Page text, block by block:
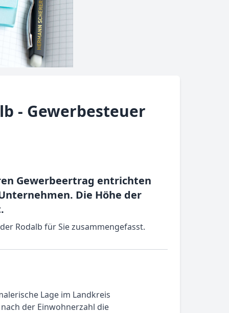
- Gewerbesteuer
Gewerbeertrag entrichten
Die Höhe der
Rodalb für Sie zusammengefasst.
Lage im Landkreis
der Einwohnerzahl die